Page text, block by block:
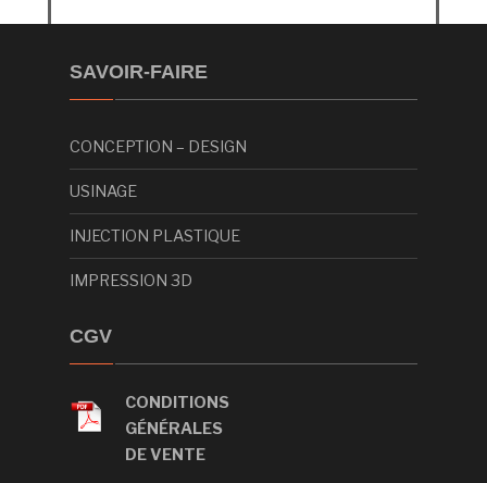
SAVOIR-FAIRE
CONCEPTION – DESIGN
USINAGE
INJECTION PLASTIQUE
IMPRESSION 3D
CGV
CONDITIONS
GÉNÉRALES
DE VENTE